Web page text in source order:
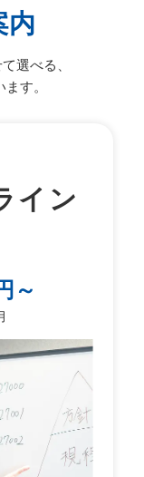
内
選べる、
す。
イン
～